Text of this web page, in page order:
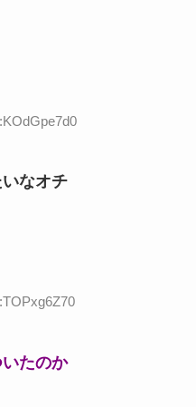
なオチ
たのか